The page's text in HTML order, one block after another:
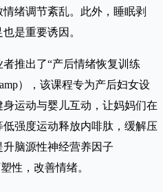
绪调节紊乱。此外，睡眠剥
是重要诱因。
推出了“产后情绪恢复训练
），该课程专为产后妇女设
运动与婴儿互动，让妈妈们在
强度运动释放内啡肽，缓解压
脑源性神经营养因子
性，改善情绪。